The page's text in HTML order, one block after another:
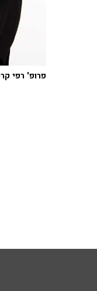
פרופ' רפי